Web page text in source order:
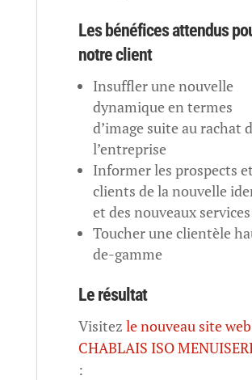
Les bénéfices attendus
notre client
Insuffler une nouvelle
dynamique en termes
d’image suite au rachat
l’entreprise
Informer les prospects
clients de la nouvelle
et des nouveaux services
Toucher une clientèle
de-gamme
Le résultat
Visitez le nouveau site
CHABLAIS ISO
: